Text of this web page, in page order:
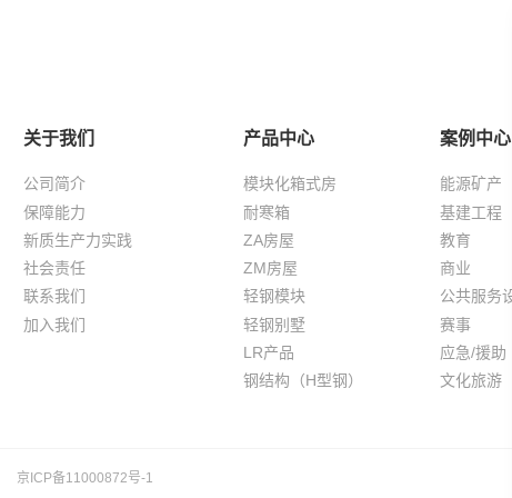
关于我们
公司简介
保障能力
新质生产力实践
社会责任
联系我们
加入我们
产品中心
模块化箱式房
耐寒箱
ZA房屋
ZM房屋
轻钢模块
轻钢别墅
LR产品
钢结构（H型钢）
案例中心
能源矿产
基建工程
教育
商业
公共服务
赛事
应急/援助
文化旅游
京ICP备11000872号-1